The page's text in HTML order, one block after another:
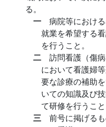
る。
一 病院等におけ
就業を希望する
を行うこと。
二 訪問看護（傷
において看護婦
要な診療の補助
いての知識及び
て研修を行うこと
三 前号に掲げる